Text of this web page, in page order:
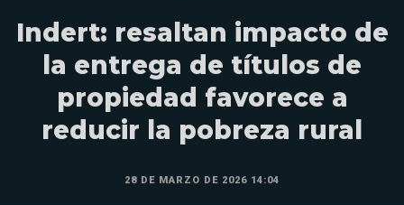
Indert: resaltan impacto de
la entrega de títulos de
propiedad favorece a
reducir la pobreza rural
28 DE MARZO DE 2026 14:04